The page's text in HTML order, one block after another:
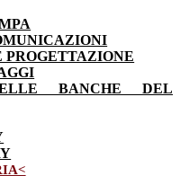
PROGETTAZIONE
BANCHE DEL